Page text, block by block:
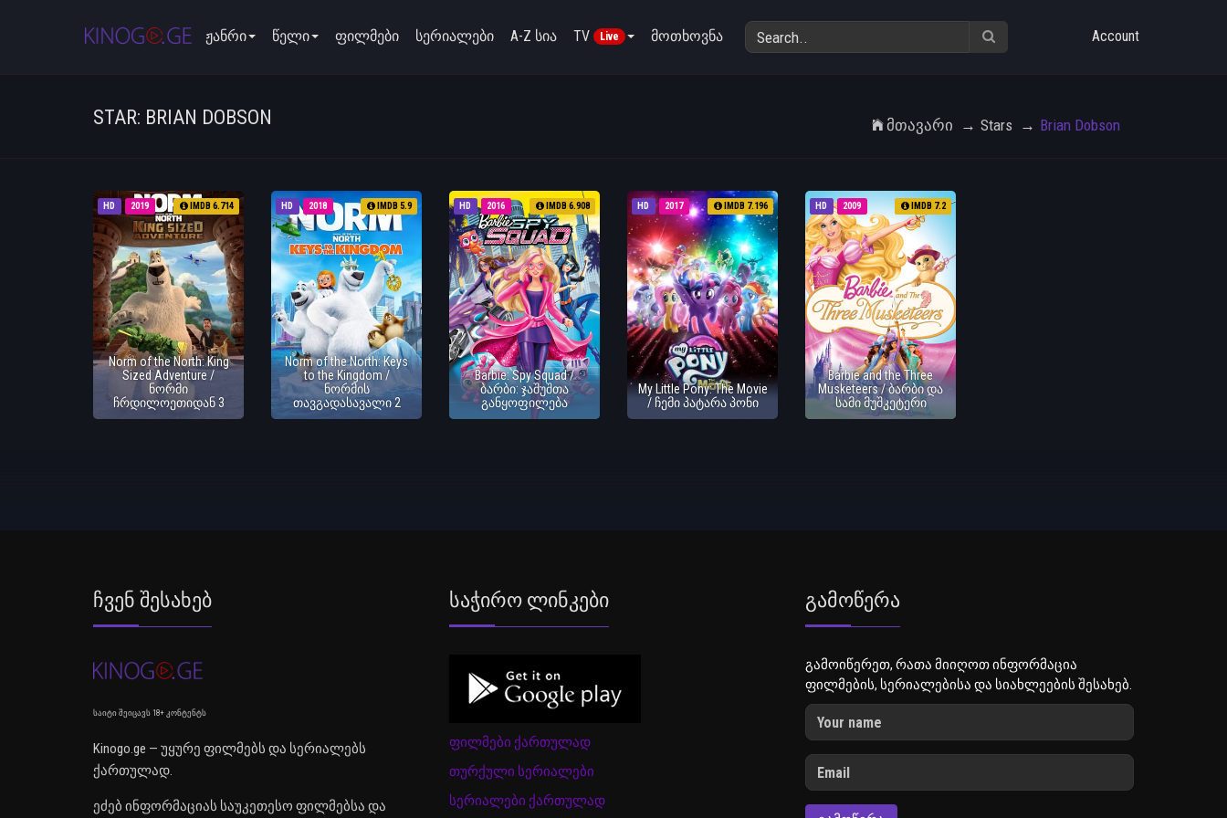
ჟანრი წელი ფილმები სერიალები A-Z სია TV Live მოთხოვნა Account
STAR: BRIAN DOBSON Მთავარი Stars Brian Dobson
HD 2019 IMDB 6.714
Norm of the North: King
Sized Adventure /
ნორმი
ჩრდილოეთიდან 3
HD 2018 IMDB 5.9
Norm of the North: Keys
to the Kingdom /
ნორმის
თავგადასავალი 2
HD 2016 IMDB 6.908
Barbie: Spy Squad /
ბარბი: ჯაშუშთა
განყოფილება
HD 2017 IMDB 7.196
My Little Pony: The Movie
/ ჩემი პატარა პონი
HD 2009 IMDB 7.2
Barbie and the Three
Musketeers / ბარბი და
სამი მუშკეტერი
Ჩვენ Შესახებ
საიტი შეიცავს 18+ კონტენტს
Kinogo.ge — უყურე ფილმებს და სერიალებს
ქართულად.
ეძებ ინფორმაციას საუკეთესო ფილმებსა და
Საჭირო Ლინკები
ფილმები ქართულად
თურქული სერიალები
სერიალები ქართულად
Გამოწერა
გამოიწერეთ, რათა მიიღოთ ინფორმაცია
ფილმების, სერიალებისა და სიახლეების შესახებ.